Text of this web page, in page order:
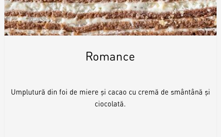
Romance
Umplutură din foi de miere și cacao cu cremă de smântână și
ciocolată.